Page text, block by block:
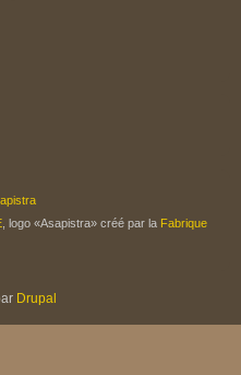
, logo «Asapistra» créé par la Fabrique
Drupal